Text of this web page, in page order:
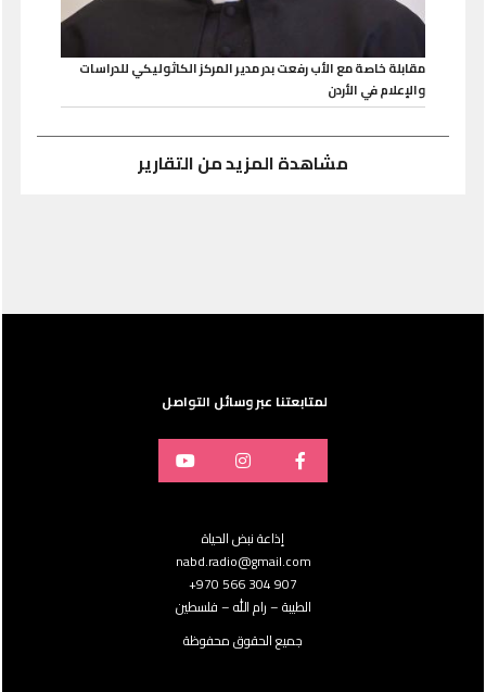
مقابلة خاصة مع الأب رفعت بدر مدير المركز الكاثوليكي للدراسات
والإعلام في الأردن
مشاهدة المزيد من التقارير
لمتابعتنا عبر وسائل التواصل
إذاعة نبض الحياة
nabd.radio@gmail.com
907 304 566 970+
الطيبة – رام الله – فلسطين
جميع الحقوق محفوظة